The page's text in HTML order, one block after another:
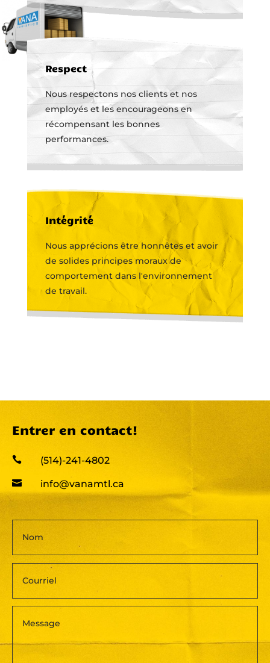
Respect
Nous respectons nos clients et nos
employés et les encourageons en
récompensant les bonnes
performances.
Intégrité
Nous apprécions être honnêtes et avoir
de solides principes moraux de
comportement dans l'environnement
de travail.
Entrer en contact!
 (514)-241-4802
 info@vanamtl.ca